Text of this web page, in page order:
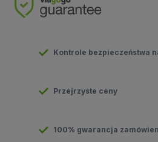
Kontrole bezpieczeństwa
Przejrzyste ceny
100% gwarancja